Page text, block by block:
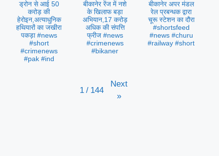
ड्रोन से आई 50
करोड़ की
हेरोइन,अत्याधुनिक
हथियारों का जखीरा
पकड़ा #news
#short
#crimenews
#pak #ind
बीकानेर रेंज में नशे
के खिलाफ बड़ा
अभियान,17 करोड़
अधिक की संपत्ति
फ्रीज #news
#crimenews
#bikaner
बीकानेर अपर मंडल
रेल प्रबन्धक द्वारा
चूरू स्टेशन का दौरा
#shortsfeed
#news #churu
#railway #short
1 / 144
Next
»